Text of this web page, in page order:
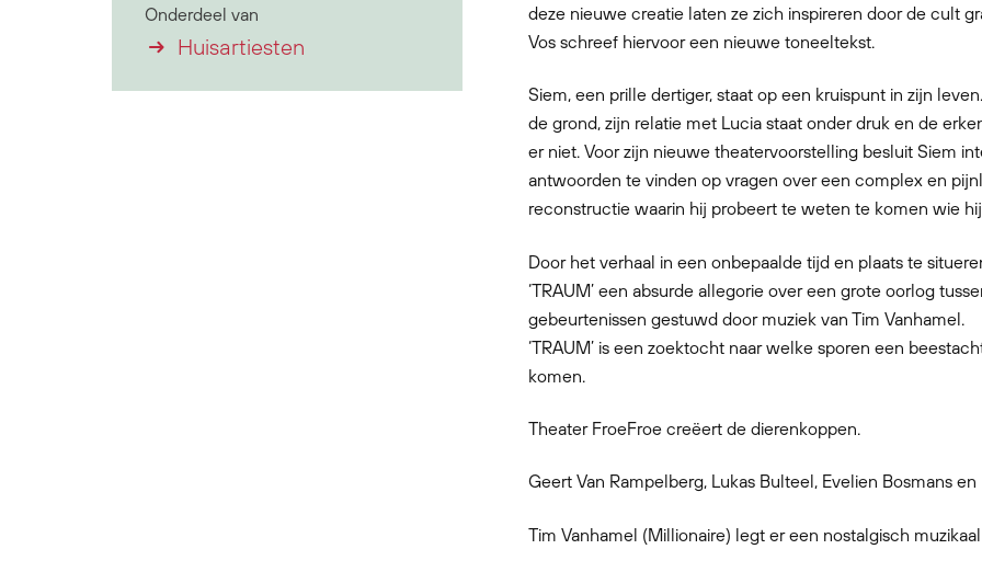
deze nieuwe creatie laten ze zich inspireren door de cult
Vos schreef hiervoor een nieuwe toneeltekst.
Siem, een prille dertiger, staat op een kruispunt in zijn
de grond, zijn relatie met Lucia staat onder druk en de
er niet. Voor zijn nieuwe theatervoorstelling besluit Siem
antwoorden te vinden op vragen over een complex en
reconstructie waarin hij probeert te weten te komen wie
Door het verhaal in een onbepaalde tijd en plaats te
‘TRAUM’ een absurde allegorie over een grote oorlog
gebeurtenissen gestuwd door muziek van Tim Vanhamel.
‘TRAUM’ is een zoektocht naar welke sporen een
komen.
Theater FroeFroe creëert de dierenkoppen.
Geert Van Rampelberg, Lukas Bulteel, Evelien Bosmans
Tim Vanhamel (Millionaire) legt er een nostalgisch
Onderdeel van
Huisartiesten